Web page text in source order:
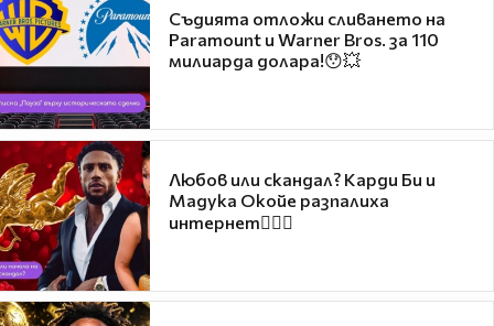
Съдията отложи сливането на
Paramount и Warner Bros. за 110
милиарда долара!😯💥
Любов или скандал? Карди Би и
Мадука Окойе разпалиха
интернет❤️‍🔥🔥